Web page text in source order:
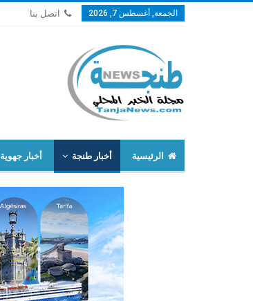
الجمعة, أغسطس 7, 2026 اتصل بنا
الرئيسية أخبار طنجة أخبار جهوية